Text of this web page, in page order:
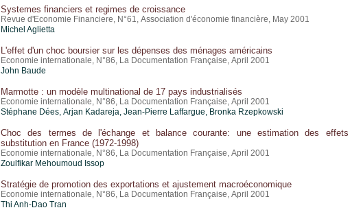
Systemes financiers et regimes de croissance
Revue d'Economie Financiere, N°61, Association d'économie financière, May 2001
Michel Aglietta
L'effet d'un choc boursier sur les dépenses des ménages américains
Economie internationale, N°86, La Documentation Française, April 2001
John Baude
Marmotte : un modèle multinational de 17 pays industrialisés
Economie internationale, N°86, La Documentation Française, April 2001
Stéphane Dées, Arjan Kadareja, Jean-Pierre Laffargue, Bronka Rzepkowski
Choc des termes de l'échange et balance courante: une estimation des
substitution en France (1972-1998)
Economie internationale, N°86, La Documentation Française, April 2001
Zoulfikar Mehoumoud Issop
Stratégie de promotion des exportations et ajustement macroéconomique
Economie internationale, N°86, La Documentation Française, April 2001
Thi Anh-Dao Tran